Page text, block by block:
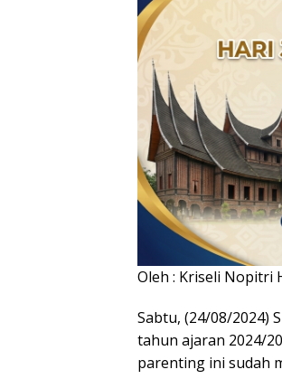
Oleh : Kriseli Nopitri
Sabtu, (24/08/2024)
tahun ajaran 2024/
parenting ini sudah